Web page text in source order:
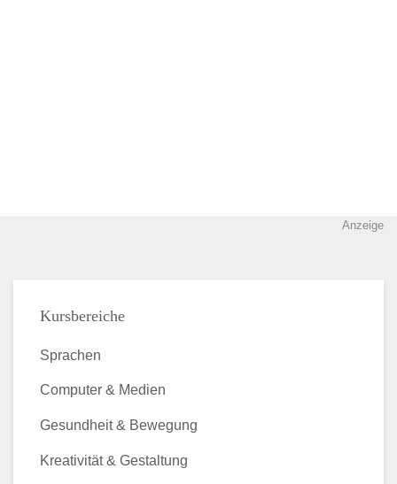
Anzeige
Kursbereiche
Sprachen
Computer & Medien
Gesundheit & Bewegung
Kreativität & Gestaltung